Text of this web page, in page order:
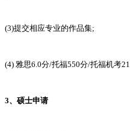
(3)提交相应专业的作品集;
(4) 雅思6.0分/托福550分/托福机考
3、硕士申请